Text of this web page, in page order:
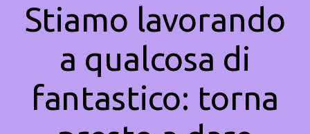
Stiamo lavorando
a qualcosa di
fantastico: torna